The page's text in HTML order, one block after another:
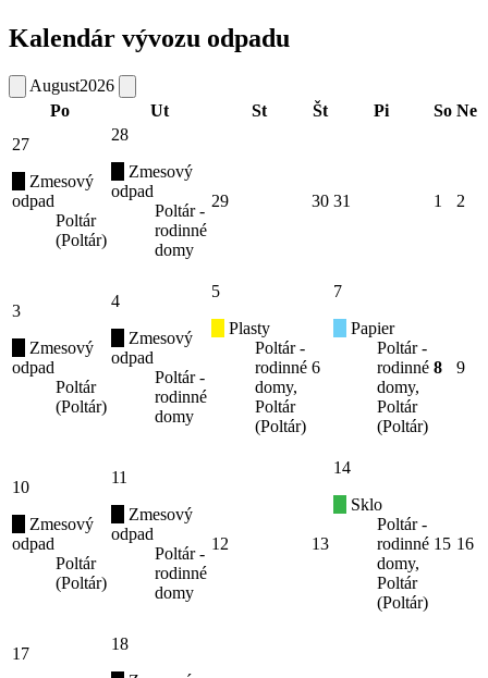
Kalendár vývozu odpadu
August2026
Po
Ut St Št Pi So Ne
27
Zmesový
odpad
Poltár
(Poltár)
28
Zmesový
odpad
Poltár -
rodinné
domy
29 30 31 1 2
3
Zmesový
odpad
Poltár
(Poltár)
4
Zmesový
odpad
Poltár -
rodinné
domy
5
Plasty
Poltár -
rodinné
domy,
Poltár
(Poltár)
6
7
Papier
Poltár -
rodinné
domy,
Poltár
(Poltár)
8 9
10
Zmesový
odpad
Poltár
(Poltár)
11
Zmesový
odpad
Poltár -
rodinné
domy
12 13
14
Sklo
Poltár -
rodinné
domy,
Poltár
(Poltár)
15 16
17
18